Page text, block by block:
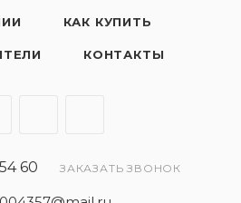
КАК КУПИТЬ
КОНТАКТЫ
60 ЗАКАЗАТЬ ЗВОНОК